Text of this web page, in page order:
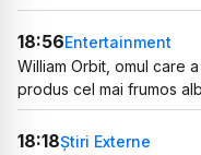
18:56Entertainment
William Orbit, omul care
produs cel mai frumos
18:18Știri Externe